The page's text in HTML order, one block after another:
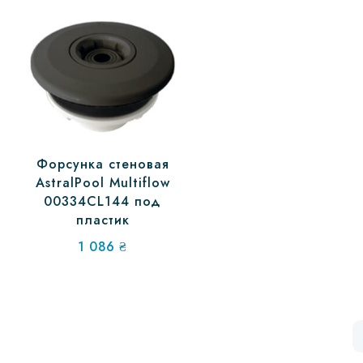
Форсунка стеновая
AstralPool Multiflow
00334CL144 под
пластик
1 086₴